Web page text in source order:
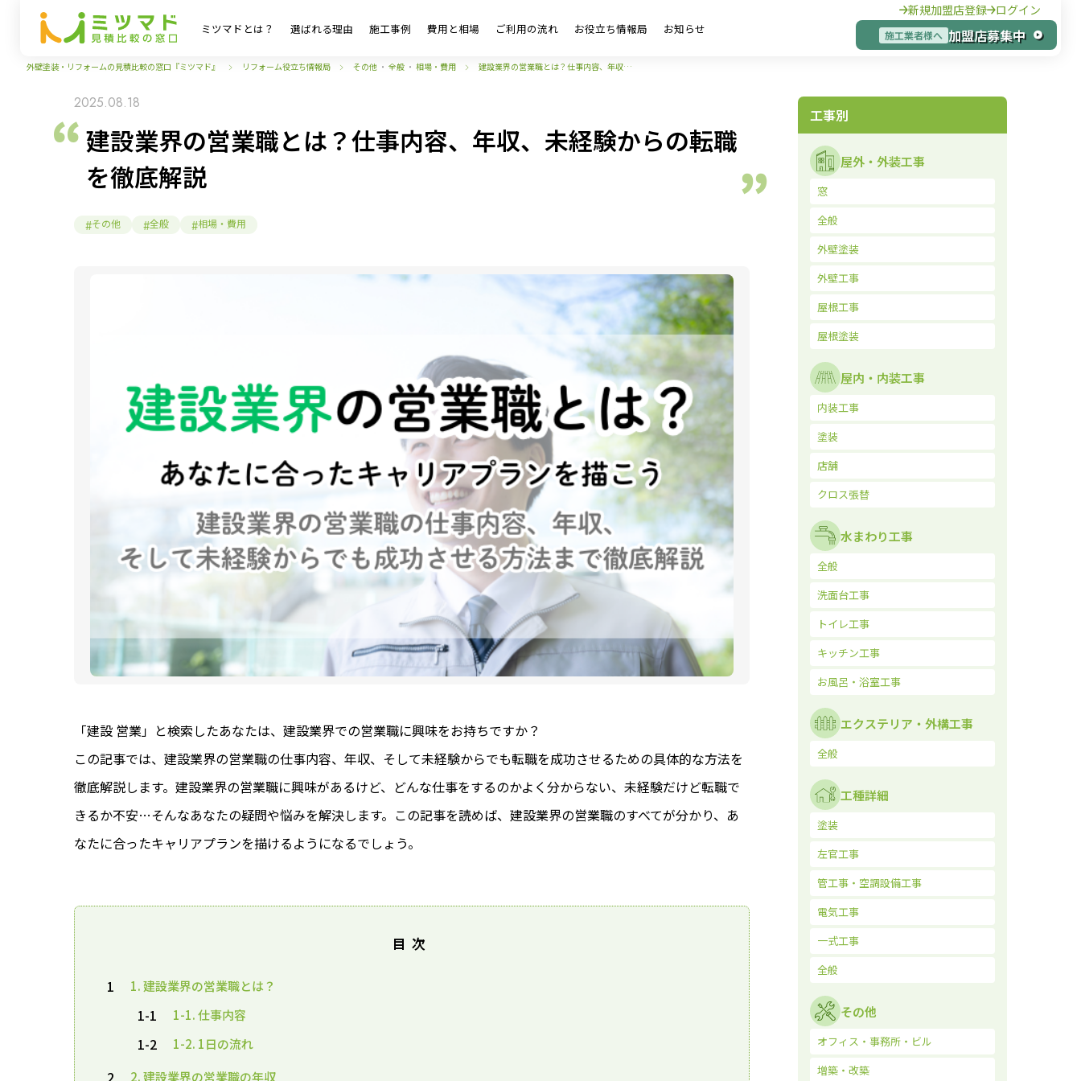
ミツマドとは？ 選ばれる理由 施工事例 費用と相場 ご利用の流れ お役立ち情報局 お知らせ
新規加盟店登録 ログイン
施工業者様へ 加盟店募集中
外壁塗装・リフォームの見積比較の窓口『ミツマド』 リフォーム役立ち情報局 その他 ・ 全般 ・ 相場・費用 建設業界の営業職とは？仕事内容、年収…
2025.08.18
建設業界の営業職とは？仕事内容、年収、未経験からの転職
を徹底解説
その他 全般 相場・費用
「建設 営業」と検索したあなたは、建設業界での営業職に興味をお持ちですか？
この記事では、建設業界の営業職の仕事内容、年収、そして未経験からでも転職を成功させるための具体的な方法を
徹底解説します。建設業界の営業職に興味があるけど、どんな仕事をするのかよく分からない、未経験だけど転職で
きるか不安…そんなあなたの疑問や悩みを解決します。この記事を読めば、建設業界の営業職のすべてが分かり、あ
なたに合ったキャリアプランを描けるようになるでしょう。
目次
1 1. 建設業界の営業職とは？
1-1 1-1. 仕事内容
1-2 1-2. 1日の流れ
2. 建設業界の営業職の年収
工事別
屋外・外装工事
窓
全般
外壁塗装
外壁工事
屋根工事
屋根塗装
屋内・内装工事
内装工事
塗装
店舗
クロス張替
水まわり工事
全般
洗面台工事
トイレ工事
キッチン工事
お風呂・浴室工事
エクステリア・外構工事
全般
工種詳細
塗装
左官工事
管工事・空調設備工事
電気工事
一式工事
全般
その他
オフィス・事務所・ビル
増築・改築